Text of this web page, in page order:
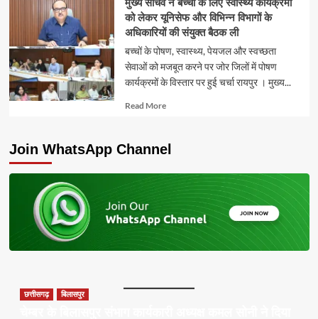
मुख्य सचिव ने बच्चों के लिए स्वास्थ्य कार्यक्रमों
को लेकर यूनिसेफ और विभिन्न विभागों के
अधिकारियों की संयुक्त बैठक ली
बच्चों के पोषण, स्वास्थ्य, पेयजल और स्वच्छता
सेवाओं को मजबूत करने पर जोर जिलों में पोषण
कार्यक्रमों के विस्तार पर हुई चर्चा रायपुर । मुख्य...
Read MoreRead
Join WhatsApp Channel
छत्तीसगढ़ बिलासपुर